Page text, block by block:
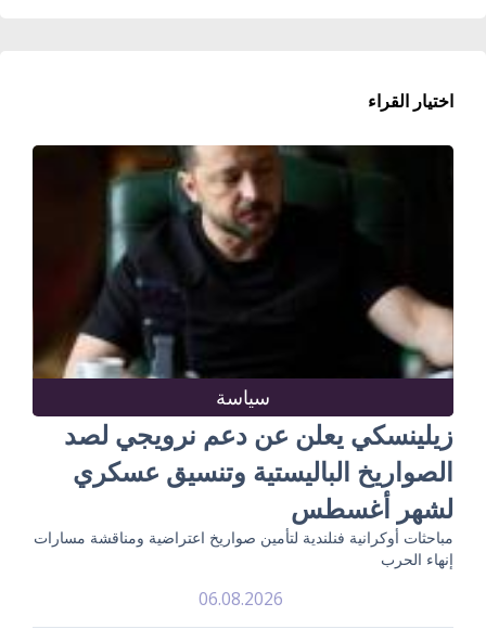
اختيار القراء
سياسة
زيلينسكي يعلن عن دعم نرويجي لصد
الصواريخ الباليستية وتنسيق عسكري
لشهر أغسطس
مباحثات أوكرانية فنلندية لتأمين صواريخ اعتراضية ومناقشة مسارات
إنهاء الحرب
06.08.2026